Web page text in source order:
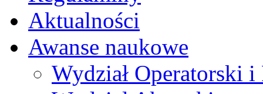
Aktualności
Awanse naukowe
Wydział Operatorski